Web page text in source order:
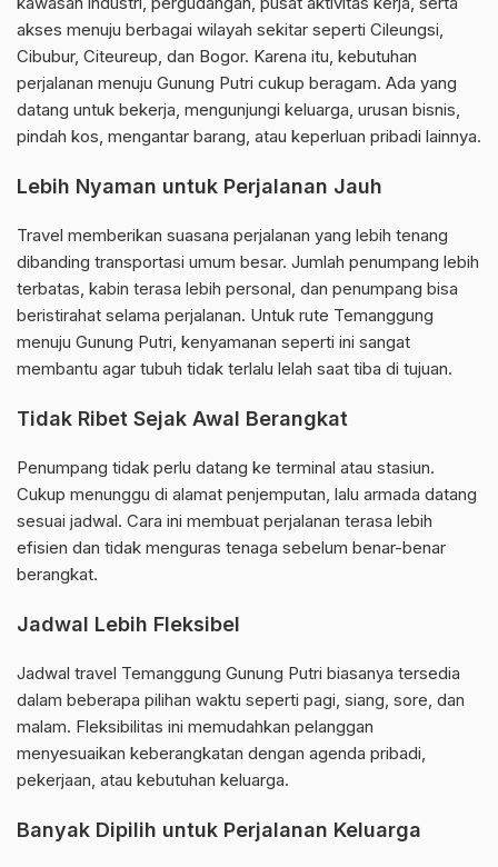
akses menuju berbagai wilayah sekitar seperti Cileungsi,
Cibubur, Citeureup, dan Bogor. Karena itu, kebutuhan
perjalanan menuju Gunung Putri cukup beragam. Ada yang
datang untuk bekerja, mengunjungi keluarga, urusan bisnis,
pindah kos, mengantar barang, atau keperluan pribadi lainnya.
Lebih Nyaman untuk Perjalanan Jauh
Travel memberikan suasana perjalanan yang lebih tenang
dibanding transportasi umum besar. Jumlah penumpang lebih
terbatas, kabin terasa lebih personal, dan penumpang bisa
beristirahat selama perjalanan. Untuk rute Temanggung
menuju Gunung Putri, kenyamanan seperti ini sangat
membantu agar tubuh tidak terlalu lelah saat tiba di tujuan.
Tidak Ribet Sejak Awal Berangkat
Penumpang tidak perlu datang ke terminal atau stasiun.
Cukup menunggu di alamat penjemputan, lalu armada datang
sesuai jadwal. Cara ini membuat perjalanan terasa lebih
efisien dan tidak menguras tenaga sebelum benar-benar
berangkat.
Jadwal Lebih Fleksibel
Jadwal travel Temanggung Gunung Putri biasanya tersedia
dalam beberapa pilihan waktu seperti pagi, siang, sore, dan
malam. Fleksibilitas ini memudahkan pelanggan
menyesuaikan keberangkatan dengan agenda pribadi,
pekerjaan, atau kebutuhan keluarga.
Banyak Dipilih untuk Perjalanan Keluarga